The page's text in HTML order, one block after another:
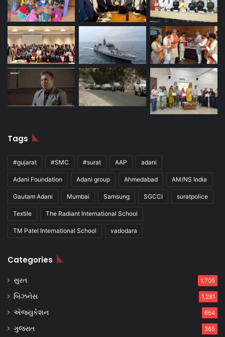
Tags
#gujarat #SMC #surat AAP adani
Adani Foundation Adani group Ahmedabad AM/NS India
Gautam Adani Mumbai Samsung SGCCI suratpolice
Textile The Radiant International School
TM Patel International School vadodara
Categories
સુરત 1,705
બિઝનેસ 1,281
એજ્યુકેશન 664
ગુજરાત 365